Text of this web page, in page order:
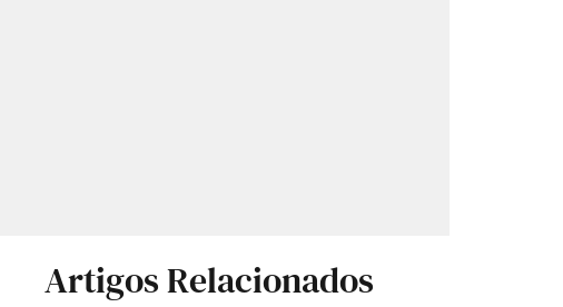
Artigos Relacionados